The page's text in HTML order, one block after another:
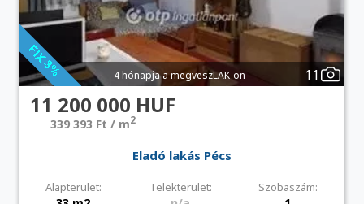
4 hónapja a megveszLAK-on 11
11 200 000 HUF
339 393 Ft / m2
Eladó lakás Pécs
Alapterület: Telekterület: Szobaszám: